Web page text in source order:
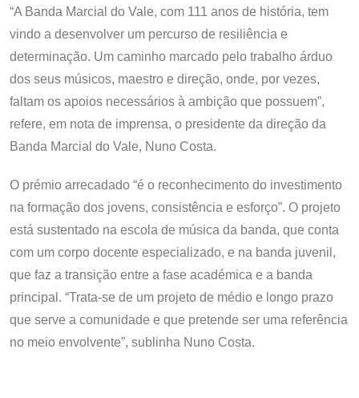
“A Banda Marcial do Vale, com 111 anos de história, tem
vindo a desenvolver um percurso de resiliência e
determinação. Um caminho marcado pelo trabalho árduo
dos seus músicos, maestro e direção, onde, por vezes,
faltam os apoios necessários à ambição que possuem”,
refere, em nota de imprensa, o presidente da direção da
Banda Marcial do Vale, Nuno Costa.
O prémio arrecadado “é o reconhecimento do investimento
na formação dos jovens, consistência e esforço”. O projeto
está sustentado na escola de música da banda, que conta
com um corpo docente especializado, e na banda juvenil,
que faz a transição entre a fase académica e a banda
principal. “Trata-se de um projeto de médio e longo prazo
que serve a comunidade e que pretende ser uma referência
no meio envolvente”, sublinha Nuno Costa.